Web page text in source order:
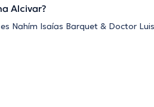
Alcivar?
Nahím Isaías Barquet & Doctor